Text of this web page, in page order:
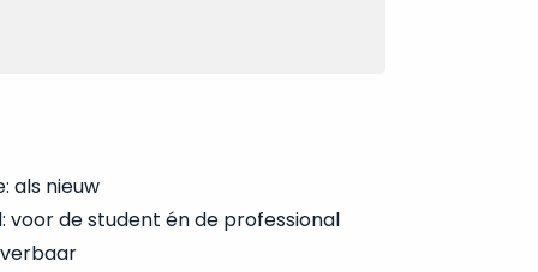
als nieuw
voor de student én de professional